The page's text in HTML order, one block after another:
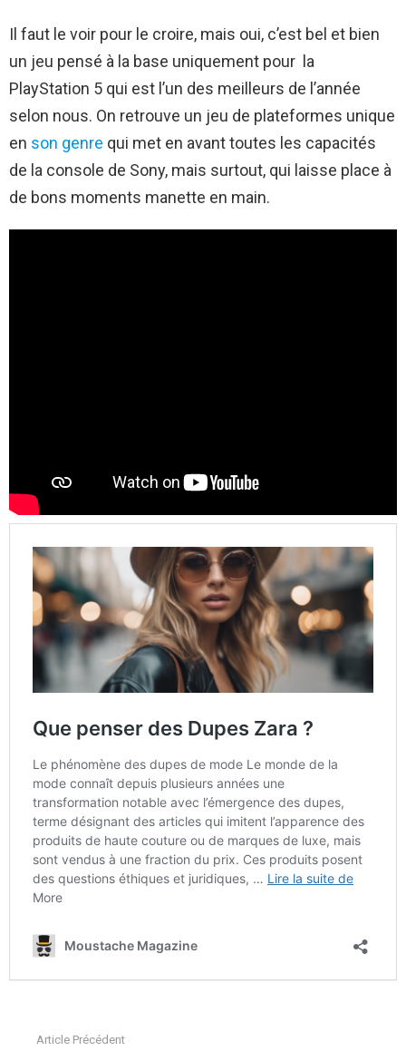
Il faut le voir pour le croire, mais oui, c’est bel et bien
un jeu pensé à la base uniquement pour la
PlayStation 5 qui est l’un des meilleurs de l’année
selon nous. On retrouve un jeu de plateformes unique
en son genre qui met en avant toutes les capacités
de la console de Sony, mais surtout, qui laisse place à
de bons moments manette en main.
Article Précédent